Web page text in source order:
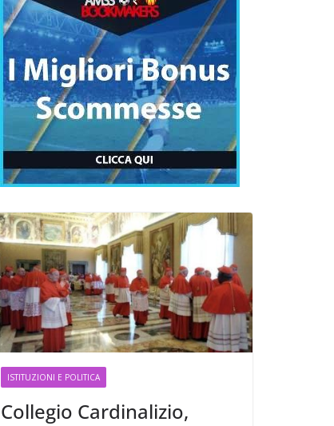
ISTITUZIONI E POLITICA
Collegio Cardinalizio,